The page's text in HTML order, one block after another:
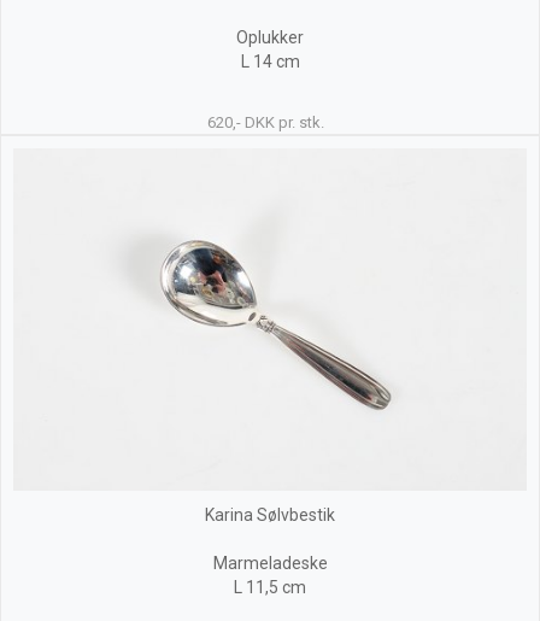
Oplukker
L 14 cm
620,- DKK pr. stk.
Karina Sølvbestik
Marmeladeske
L 11,5 cm